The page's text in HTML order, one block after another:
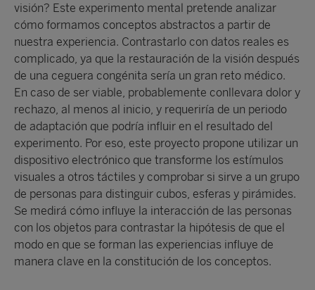
visión? Este experimento mental pretende analizar
cómo formamos conceptos abstractos a partir de
nuestra experiencia. Contrastarlo con datos reales es
complicado, ya que la restauración de la visión después
de una ceguera congénita sería un gran reto médico.
En caso de ser viable, probablemente conllevara dolor y
rechazo, al menos al inicio, y requeriría de un periodo
de adaptación que podría influir en el resultado del
experimento. Por eso, este proyecto propone utilizar un
dispositivo electrónico que transforme los estímulos
visuales a otros táctiles y comprobar si sirve a un grupo
de personas para distinguir cubos, esferas y pirámides.
Se medirá cómo influye la interacción de las personas
con los objetos para contrastar la hipótesis de que el
modo en que se forman las experiencias influye de
manera clave en la constitución de los conceptos.